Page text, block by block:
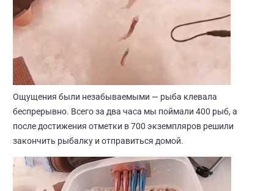
Ощущения были незабываемыми — рыба клевала
беспрерывно. Всего за два часа мы поймали 400 рыб, а
после достижения отметки в 700 экземпляров решили
закончить рыбалку и отправиться домой.